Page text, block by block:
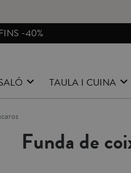
A PENÍNSULA
TAULA I CUINA
Funda de